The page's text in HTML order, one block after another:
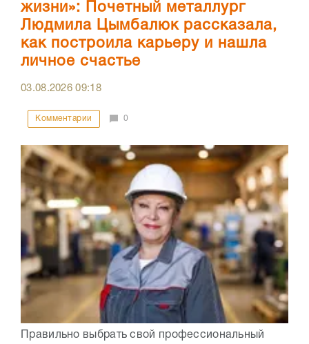
жизни»: Почетный металлург
Людмила Цымбалюк рассказала,
как построила карьеру и нашла
личное счастье
03.08.202609:18
Комментарии 0
Правильно выбрать свой профессиональный